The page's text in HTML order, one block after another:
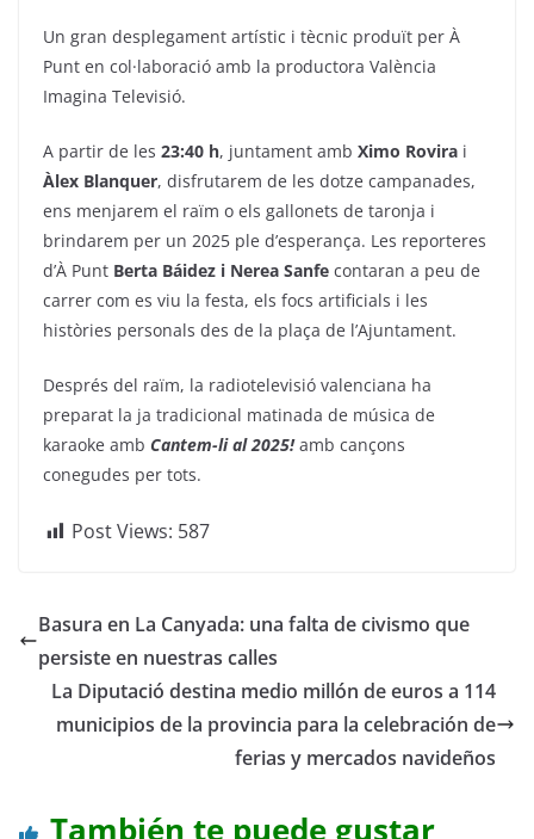
Un gran desplegament artístic i tècnic produït per À
Punt en col·laboració amb la productora València
Imagina Televisió.
A partir de les 23:40 h, juntament amb Ximo Rovira i
Àlex Blanquer, disfrutarem de les dotze campanades,
ens menjarem el raïm o els gallonets de taronja i
brindarem per un 2025 ple d’esperança. Les reporteres
d’À Punt Berta Báidez i Nerea Sanfe contaran a peu de
carrer com es viu la festa, els focs artificials i les
històries personals des de la plaça de l’Ajuntament.
Després del raïm, la radiotelevisió valenciana ha
preparat la ja tradicional matinada de música de
karaoke amb Cantem-li al 2025! amb cançons
conegudes per tots.
Post Views: 587
Basura en La Canyada: una falta de civismo que
persiste en nuestras calles
La Diputació destina medio millón de euros a 114
municipios de la provincia para la celebración de
ferias y mercados navideños
También te puede gustar